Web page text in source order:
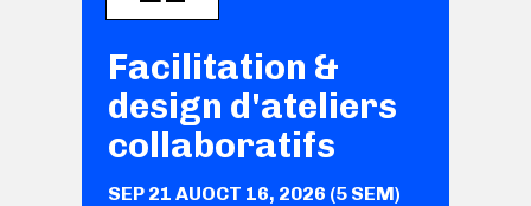
Facilitation &
design d'ateliers
collaboratifs
SEP 21 AUOCT 16, 2026 (5 SEM)